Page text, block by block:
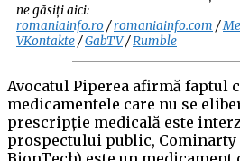
ne găsiți aici:
romaniainfo.ro/romaniainfo.com /
VKontakte/GabTV/Rumble
Avocatul Piperea afirmă faptul
medicamentele care nu se
prescripție medicală este
prospectului public, Cominarty